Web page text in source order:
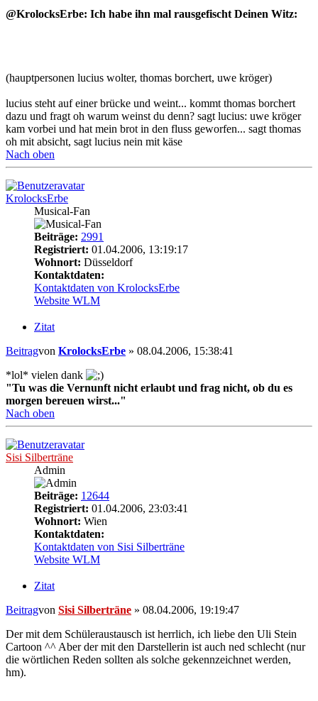
@KrolocksErbe: Ich habe ihn mal rausgefischt Deinen Witz:
(hauptpersonen lucius wolter, thomas borchert, uwe kröger)
lucius steht auf einer brücke und weint... kommt thomas borchert
dazu und fragt oh warum weinst du denn? sagt lucius: uwe kröger
kam vorbei und hat mein brot in den fluss geworfen... sagt thomas
oh mit absicht, sagt lucius nein mit käse
Nach oben
KrolocksErbe
Musical-Fan
Beiträge: 2991
Registriert: 01.04.2006, 13:19:17
Wohnort: Düsseldorf
Kontaktdaten:
Kontaktdaten von KrolocksErbe
Website WLM
Zitat
Beitragvon KrolocksErbe » 08.04.2006, 15:38:41
*lol* vielen dank
"Tu was die Vernunft nicht erlaubt und frag nicht, ob du es
morgen bereuen wirst..."
Nach oben
Sisi Silberträne
Admin
Beiträge: 12644
Registriert: 01.04.2006, 23:03:41
Wohnort: Wien
Kontaktdaten:
Kontaktdaten von Sisi Silberträne
Website WLM
Zitat
Beitragvon Sisi Silberträne » 08.04.2006, 19:19:47
Der mit dem Schüleraustausch ist herrlich, ich liebe den Uli Stein
Cartoon ^^ Aber der mit den Darstellerin ist auch ned schlecht (nur
die wörtlichen Reden sollten als solche gekennzeichnet werden,
hm).